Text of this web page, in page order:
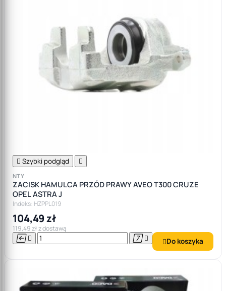
 Szybki podgląd 
NTY
ZACISK HAMULCA PRZÓD PRAWY AVEO T300 CRUZE
OPEL ASTRA J
Indeks: HZPPL019
104,49 zł
119,49 zł z dostawą
    Do koszyka